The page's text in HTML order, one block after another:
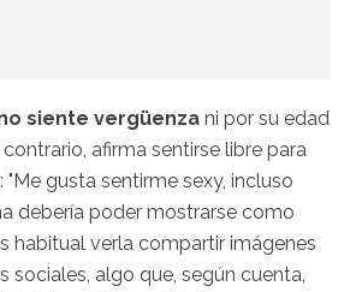
siente vergüenza ni por su edad
afirma sentirse libre para
"Me gusta sentirme sexy, incluso
debería poder mostrarse como
habitual verla compartir imágenes
sociales, algo que, según cuenta,